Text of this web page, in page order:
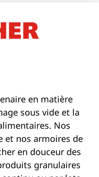
en matière
sous vide et la
Nos
et nos armoires de
en douceur des
granulaires